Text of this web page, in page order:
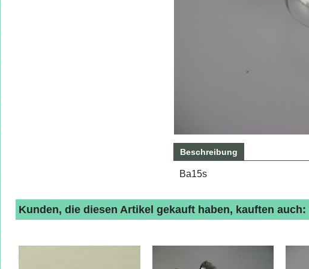
Beschreibung
Ba15s
Kunden, die diesen Artikel gekauft haben, kauften auch: